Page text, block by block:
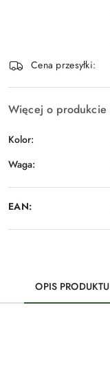
Cena przesyłki:
Więcej o produkcie
Kolor:
Waga:
EAN:
OPIS PRODUKTU